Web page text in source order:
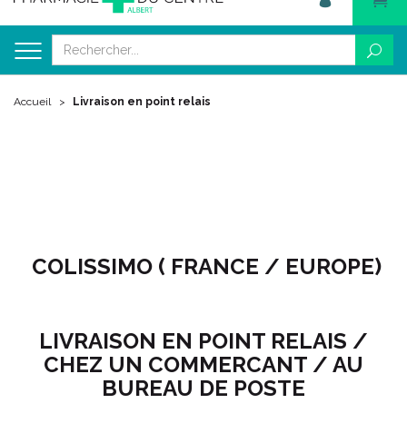
Accueil Livraison en point relais
COLISSIMO ( FRANCE / EUROPE)
LIVRAISON EN POINT RELAIS /
CHEZ UN COMMERCANT / AU
BUREAU DE POSTE